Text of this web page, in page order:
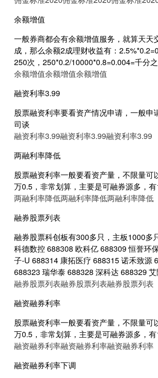
余额增值
一般券商都会有余额增值服务，就算天
成，那么余额2成理财收益有：
250次，250*0.2/10000*0.8=0.004=千分
余额增值余额增值余额增值
融资利率3.99
股票融资利率要看资产情况申请，一般
司谈
融资利率3.99融资利率3.99融资利率3.99
两融利率降低
股票融资利率一般要看资产量，不限量
万0.5，非常划算，主要是可融券源多，
两融利率降低两融利率降低两融利率降低
融券股票列表
融券股票科创板有300多只，主板1000
科德数控 688308 欧科亿 688309 恒誉环
子-U 688314 康拓医疗 688315 诺禾致源
688323 瑞华泰 688328 深科达 688329
融券股票列表融券股票列表融券股票列表
融资融券利率
股票融资利率一般要看资产量，不限量
万0.5，非常划算，主要是可融券源多，
融资融券利率融资融券利率融资融券利率
融资融券利率下调